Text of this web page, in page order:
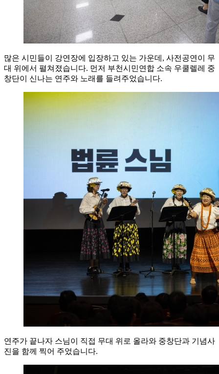
많은 시민들이 강연장에 입장하고 있는 가운데, 사전공연이 무
대 위에서 펼쳐졌습니다. 먼저 부천시민연합 소속 우쿨렐레 중
창단이 신나는 연주와 노래를 들려주었습니다.
연주가 끝나자 스님이 직접 무대 위로 올라와 중창단과 기념사
진을 함께 찍어 주었습니다.